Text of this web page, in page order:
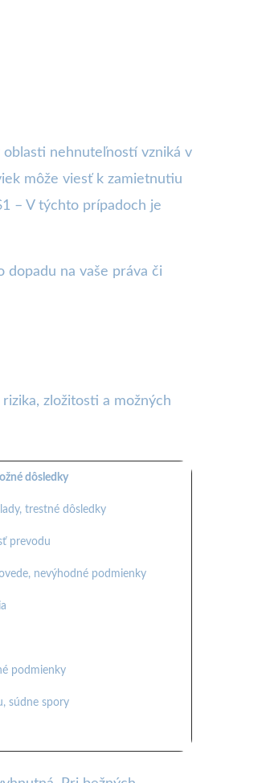
nehnuteľností vzniká v
môže viesť k zamietnutiu
– V týchto prípadoch je
na vaše práva či
zložitosti a možných
dôsledky
trestné dôsledky
prevodu
nevýhodné podmienky
podmienky
súdne spory